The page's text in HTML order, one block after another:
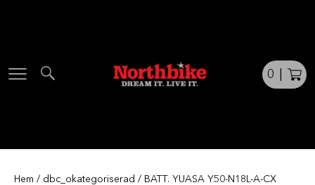
0
Hem / dbc_okategoriserad / BATT. YUASA Y50-N18L-A-CX